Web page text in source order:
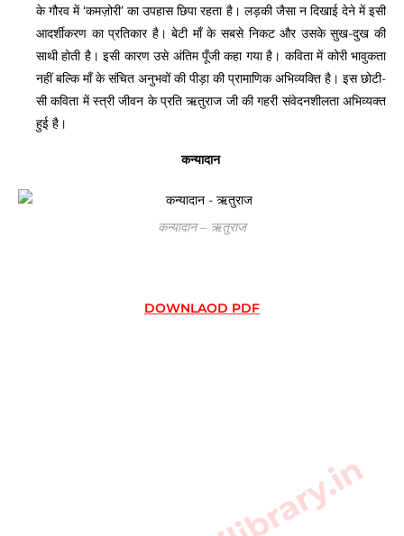
के गौरव में ‘कमज़ोरी’ का उपहास छिपा रहता है। लड़की जैसा न दिखाई देने में इसी
आदर्शीकरण का प्रतिकार है। बेटी माँ के सबसे निकट और उसके सुख-दुख की
साथी होती है। इसी कारण उसे अंतिम पूँजी कहा गया है। कविता में कोरी भावुकता
नहीं बल्कि माँ के संचित अनुभवों की पीड़ा की प्रामाणिक अभिव्यक्ति है। इस छोटी-
सी कविता में स्त्री जीवन के प्रति ऋतुराज जी की गहरी संवेदनशीलता अभिव्यक्त
हुई है।
कन्यादान
कन्यादान – ऋतुराज
DOWNLAOD PDF